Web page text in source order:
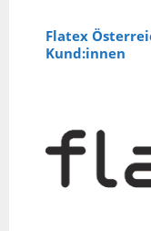
Flatex
Kund:innen